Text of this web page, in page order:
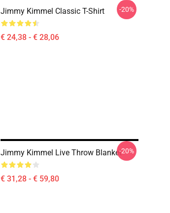
Jimmy Kimmel Classic T-Shirt
€ 24,38 - € 28,06
-20%
Jimmy Kimmel Live Throw Blanket
€ 31,28 - € 59,80
-20%